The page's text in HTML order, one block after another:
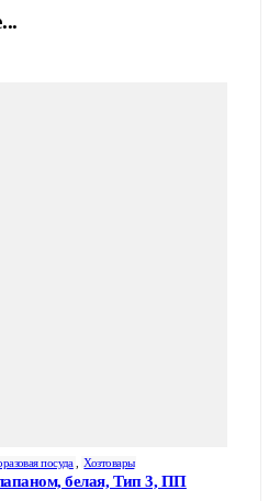
посуда Хозтовары
белая, Тип 3, ПП